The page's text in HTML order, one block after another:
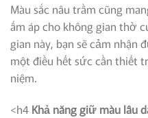
Màu sắc nâu trầm cũng
ấm áp cho không gian thờ
gian này, bạn sẽ cảm nhận
một điều hết sức cần thiết
niệm.
<h4 Khả năng giữ màu lâu